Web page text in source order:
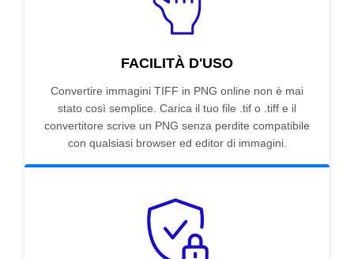
FACILITÀ D'USO
Convertire immagini TIFF in PNG online non è mai
stato così semplice. Carica il tuo file .tif o .tiff e il
convertitore scrive un PNG senza perdite compatibile
con qualsiasi browser ed editor di immagini.